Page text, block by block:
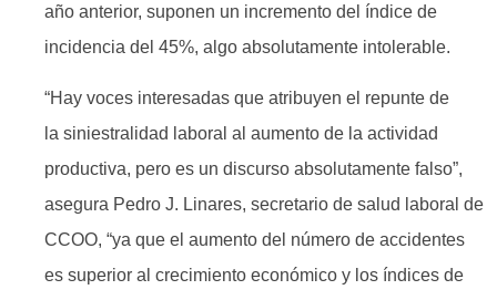
año anterior, suponen un incremento del índice de
incidencia del 45%, algo absolutamente intolerable.
“Hay voces interesadas que atribuyen el repunte de
la siniestralidad laboral al aumento de la actividad
productiva, pero es un discurso absolutamente falso”,
asegura Pedro J. Linares, secretario de salud laboral de
CCOO, “ya que el aumento del número de accidentes
es superior al crecimiento económico y los índices de